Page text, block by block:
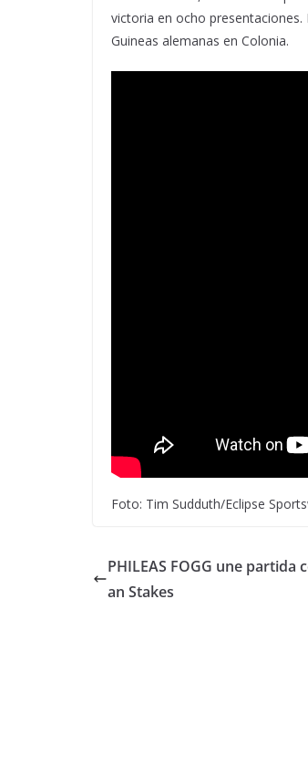
victoria en ocho presentaciones.
Guineas alemanas en Colonia.
Foto: Tim Sudduth/Eclipse
PHILEAS FOGG une partida
an Stakes